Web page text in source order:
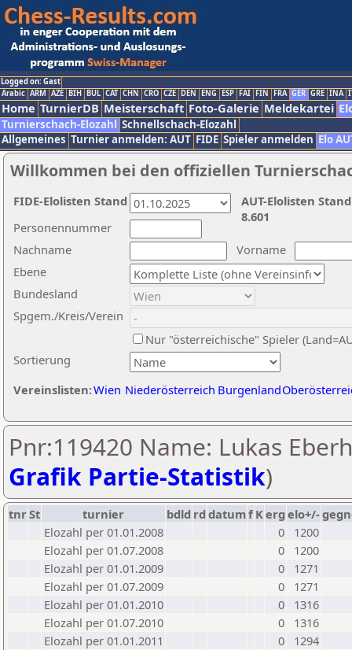
Logged on: Gast
Arabic ARM AZE BIH BUL CAT CHN CRO CZE DEN ENG ESP FAI FIN FRA GER GRE INA
Home TurnierDB Meisterschaft Foto-Galerie Meldekartei
Turnierschach-Elozahl Schnellschach-Elozahl
Allgemeines Turnier anmelden: AUT FIDE Spieler anmelden Elo
Willkommen bei den offiziellen
Nachname
Vorname
Ebene
Sortierung
Personennummer
Bundesland
Spgem./Kreis/Verein
Nur "österreichische" Spieler
Vereinslisten:Wien Niederösterreich Burgenland
AUT-Elolisten
8.601
FIDE-Elolisten Stand
Pnr:119420 Name: Lukas
Grafik Partie-Statistik)
tnrSt turnier bdld rd datumf Kerg elo+/-
Elozahl per 01.01.2008
0
1200
Elozahl per 01.07.2008
0
1200
Elozahl per 01.01.2009
0
1271
Elozahl per 01.07.2009
0
1271
Elozahl per 01.01.2010
0
1316
Elozahl per 01.07.2010
0
1316
Elozahl per 01.01.2011
0
1294